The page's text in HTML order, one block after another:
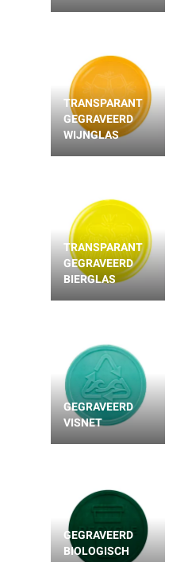
TRANSPARANT
GEGRAVEERD
WIJNGLAS
TRANSPARANT
GEGRAVEERD
BIERGLAS
GEGRAVEERD
VISNET
GEGRAVEERD
BIOLOGISCH